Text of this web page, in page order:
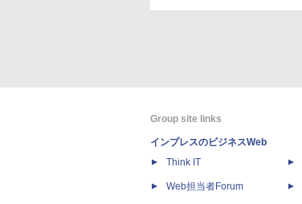
Group site links
インプレスのビジネスWeb
Think IT
Web担当者Forum